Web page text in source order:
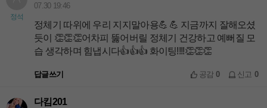
정석
07.30 19:46
정체기 따위에 우리 지지말아용💪 💪 지금까지 잘해오셨
듯이 👏👏👏어차피 뚫어버릴 정체기 건강하고 예뻐질 모
습 생각하며 힘냅시다👍👍👍 화이팅!!!!👏👏👏
답글쓰기 공감0 신고 0
다킴201